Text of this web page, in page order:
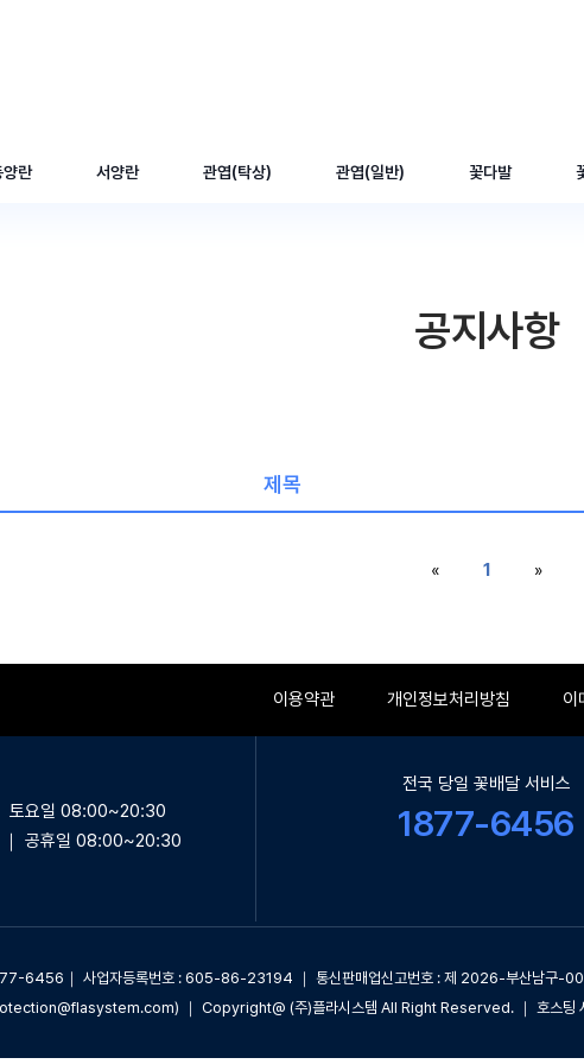
양란 서양란 관엽(탁상) 관엽(일반) 꽃다발
공지사항
제목
« 1 »
이용약관 개인정보처리방침 이
토요일 08:00~20:30
공휴일 08:00~20:30
전국 당일 꽃배달 서비스
1877-6456
6456｜ 사업자등록번호 : 605-86-23194 ｜ 통신판매업신고번호 : 제 2026-부산남구-
｜ Copyright@ (주)플라시스템 All Right Reserved. ｜ 호스팅 서